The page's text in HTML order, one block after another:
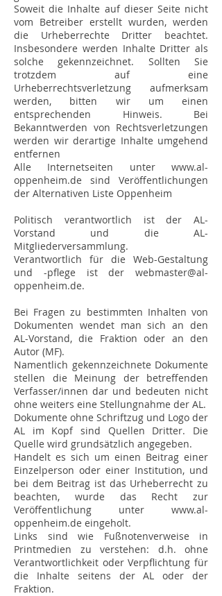
Soweit die Inhalte auf dieser Seite nicht
vom Betreiber erstellt wurden, werden
die Urheberrechte Dritter beachtet.
Insbesondere werden Inhalte Dritter als
solche gekennzeichnet. Sollten Sie
trotzdem auf eine
Urheberrechtsverletzung aufmerksam
werden, bitten wir um einen
entsprechenden Hinweis. Bei
Bekanntwerden von Rechtsverletzungen
werden wir derartige Inhalte umgehend
entfernen
Alle Internetseiten unter www.al-
oppenheim.de sind Veröffentlichungen
der Alternativen Liste Oppenheim
Politisch verantwortlich ist der AL-
Vorstand und die AL-
Mitgliederversammlung.
Verantwortlich für die Web-Gestaltung
und -pflege ist der webmaster@al-
oppenheim.de.
Bei Fragen zu bestimmten Inhalten von
Dokumenten wendet man sich an den
AL-Vorstand, die Fraktion oder an den
Autor (MF).
Namentlich gekennzeichnete Dokumente
stellen die Meinung der betreffenden
Verfasser/innen dar und bedeuten nicht
ohne weiters eine Stellungnahme der AL.
Dokumente ohne Schriftzug und Logo der
AL im Kopf sind Quellen Dritter. Die
Quelle wird grundsätzlich angegeben.
Handelt es sich um einen Beitrag einer
Einzelperson oder einer Institution, und
bei dem Beitrag ist das Urheberrecht zu
beachten, wurde das Recht zur
Veröffentlichung unter www.al-
oppenheim.de eingeholt.
Links sind wie Fußnotenverweise in
Printmedien zu verstehen: d.h. ohne
Verantwortlichkeit oder Verpflichtung für
die Inhalte seitens der AL oder der
Fraktion.